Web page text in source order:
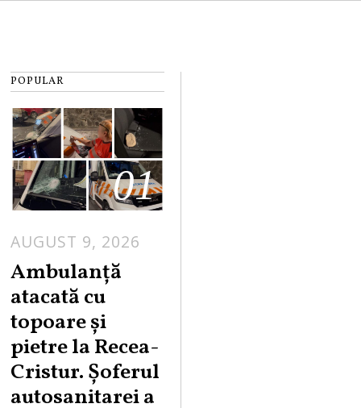
POPULAR
01
AUGUST 9, 2026
Ambulanță
atacată cu
topoare și
pietre la Recea-
Cristur. Șoferul
autosanitarei a